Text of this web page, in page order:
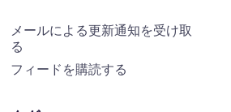
メールによる更新通知を受け取
る
フィードを購読する